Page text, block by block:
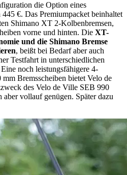
die Option eines
€. Das Premiumpacket beinhaltet
Shimano XT 2-Kolbenbremsen,
vorne und hinten. Die XT-
und die Shimano Bremse
, beißt bei Bedarf aber auch
Testfahrt in unterschiedlichen
noch leistungsfähigere 4-
Bremsscheiben bietet Velo de
des Velo de Ville SEB 990
vollauf genügen. Später dazu